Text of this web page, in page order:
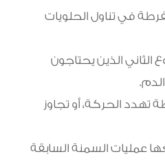
في تناول الحلويات
الذين يحتاجون
الحركة، أو تجاوز
عمليات السمنة السابقة